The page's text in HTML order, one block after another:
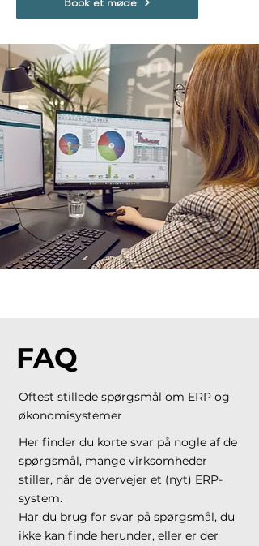
FAQ
Oftest stillede spørgsmål om ERP og
økonomisystemer
Her finder du korte svar på nogle af de
spørgsmål, mange virksomheder
stiller, når de overvejer et (nyt) ERP-
system.
Har du brug for svar på spørgsmål, du
ikke kan finde herunder, eller er der